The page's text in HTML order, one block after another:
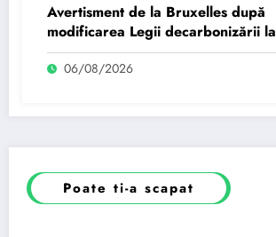
Avertisment de la Bruxelles după
modificarea Legii decarbonizării la
București: Orice regres…
06/08/2026
Poate ti-a scapat